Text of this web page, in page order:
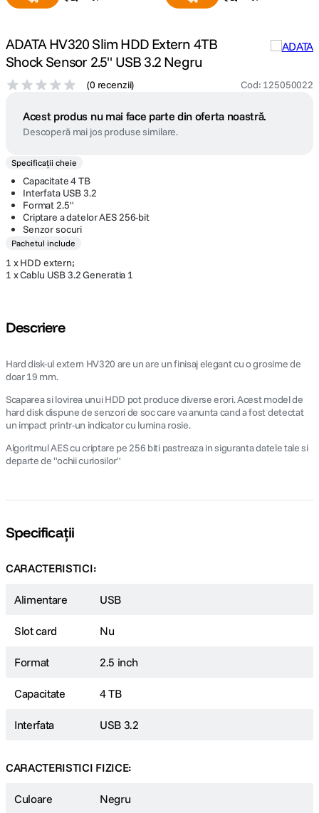
ADATA HV320 Slim HDD Extern 4TB
Shock Sensor 2.5" USB 3.2 Negru
(0 recenzii) Cod: 125050022
Acest produs nu mai face parte din oferta noastră.
Descoperă mai jos produse similare.
Specificații cheie
Capacitate 4 TB
Interfata USB 3.2
Format 2.5"
Criptare a datelor AES 256-bit
Senzor socuri
Pachetul include
1 x HDD extern;
1 x Cablu USB 3.2 Generatia 1
Descriere
Hard disk-ul extern HV320 are un are un finisaj elegant cu o grosime de
doar 19 mm.
Scaparea si lovirea unui HDD pot produce diverse erori. Acest model de
hard disk dispune de senzori de soc care va anunta cand a fost detectat
un impact printr-un indicator cu lumina rosie.
Algoritmul AES cu criptare pe 256 biti pastreaza in siguranta datele tale si
departe de "ochii curiosilor"
Specificații
CARACTERISTICI:
Alimentare USB
Slot card Nu
Format 2.5 inch
Capacitate 4 TB
Interfata USB 3.2
CARACTERISTICI FIZICE:
Culoare Negru